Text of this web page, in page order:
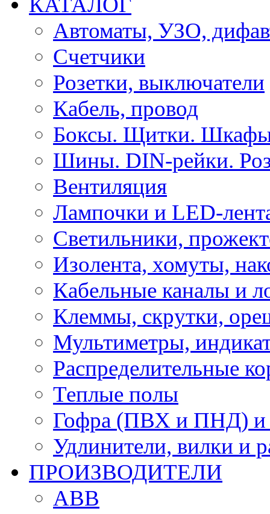
Автоматы, УЗО,
Счетчики
Розетки, выключатели
Кабель, провод
Боксы. Щитки.
Шины. DIN-рейки.
Вентиляция
Лампочки и LED-
Светильники,
Изолента, хомуты,
Кабельные каналы и
Клеммы, скрутки,
Мультиметры,
Распределительные
Теплые полы
Гофра (ПВХ и ПНД) и
Удлинители, вилки и
ПРОИЗВОДИТЕЛИ
ABB